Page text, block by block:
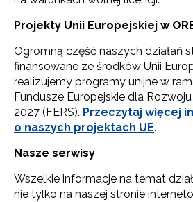
Projekty Unii Europejskiej w
Ogromną część naszych działań
finansowane ze środków Unii
realizujemy programy unijne w
Fundusze Europejskie dla
2027 (FERS). Przeczytaj więcej
o naszych projektach UE.
Nasze serwisy
Wszelkie informacje na temat
nie tylko na naszej stronie